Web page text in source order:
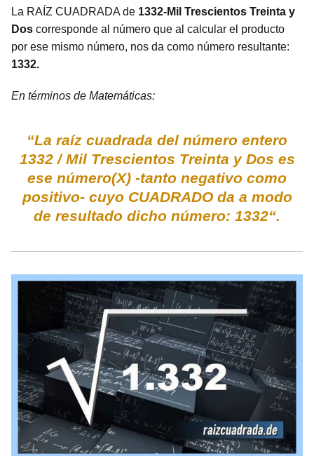
La RAÍZ CUADRADA de 1332-Mil Trescientos Treinta y
Dos corresponde al número que al calcular el producto
por ese mismo número, nos da como número resultante:
1332.
En términos de Matemáticas:
“La raíz cuadrada del número entero
1332 / Mil Trescientos Treinta y Dos es
ese número(X) -tanto negativo como
positivo- cuyo CUADRADO da a modo
de resultado dicho número: 1332“.